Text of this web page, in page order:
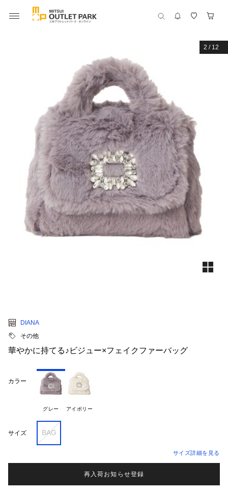
2 / 12
DIANA
その他
華やかに持てる♪ビジュー×フェイクファーバッグ
カラー
グレー アイボリー
サイズ BAG
サイズ詳細を見る
再入荷お知らせ登録